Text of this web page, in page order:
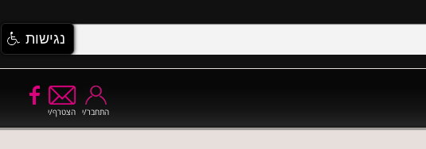
הצטרף/י התחבר/י
נגישות